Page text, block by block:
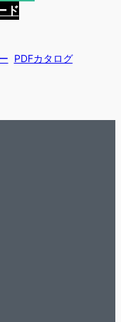
ド
PDFカタログ